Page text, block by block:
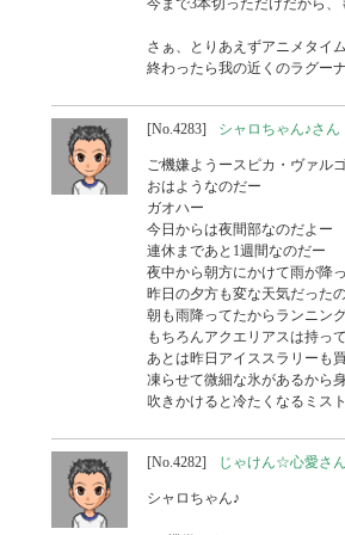
今まで3本切っただけだから
さぁ、とりあえずアニメタイ
終わったら我の近くのラグー
[No.4283] シャロちゃん♪さん
ご機嫌ようースピカ・ヴァル
おはようなのだー
ガオハー
今日からは夜間部なのだよー
連休まであと1週間なのだー
夜中から朝方にかけて雨が降
昨日の夕方も変な天気だった
朝も雨降ってたからランニン
もちろんアクエリアスは持っ
あとは昨日アイススラリーも
凍らせて微細な氷があるから
吹きかけると冷たくなるミス
[No.4282] じゃけん☆心愛さ
シャロちゃん♪